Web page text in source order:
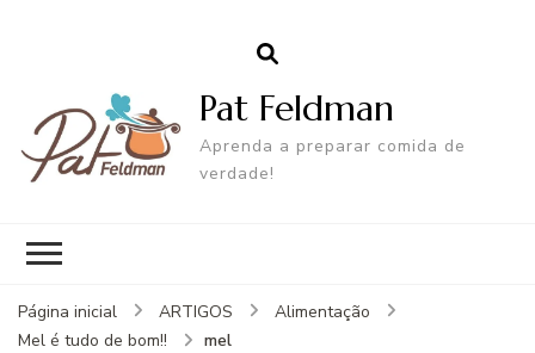
Pat Feldman
Aprenda a preparar comida de
verdade!
Página inicial ARTIGOS
Alimentação
Mel é tudo de bom!!
mel